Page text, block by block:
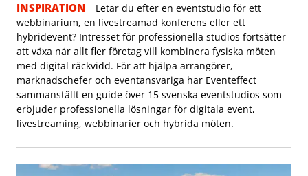
INSPIRATION
Letar du efter en eventstudio för ett
webbinarium, en livestreamad konferens eller ett
hybridevent? Intresset för professionella studios fortsätter
att växa när allt fler företag vill kombinera fysiska möten
med digital räckvidd. För att hjälpa arrangörer,
marknadschefer och eventansvariga har Eventeffect
sammanställt en guide över 15 svenska eventstudios som
erbjuder professionella lösningar för digitala event,
livestreaming, webbinarier och hybrida möten.